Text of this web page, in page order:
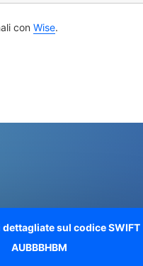
con Wise.
sul codice SWIFT
AUBBBHBM